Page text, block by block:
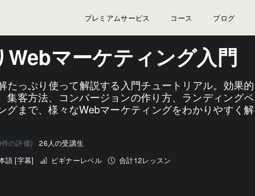
プレミアムサービス コース ブログ
Webマーケティング入門
たっぷり使って解説する入門チュートリアル。効果的
集客方法、コンバージョンの作り方、ランディングペ
グまで、様々なWebマーケティングをわかりやすく解
の評価)
26人の受講生
語 [字幕] ビギナーレベル 合計12レッスン